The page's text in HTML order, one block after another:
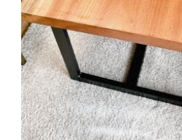
全商品一覧
新入荷情報
納品事例
INFORMATION